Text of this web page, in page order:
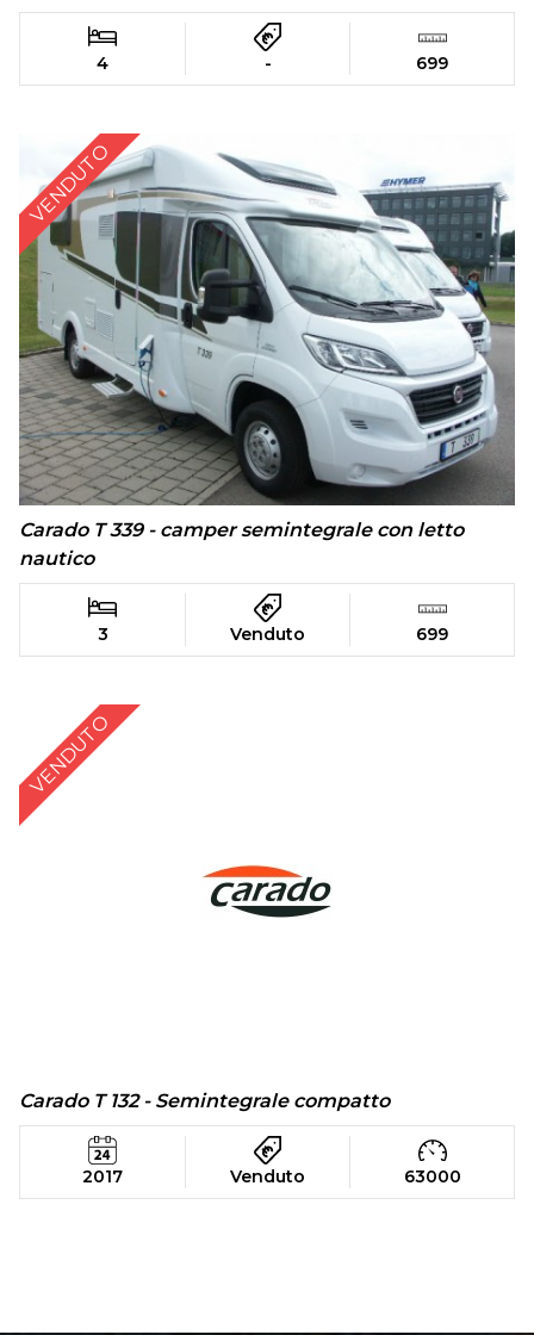
4 - 699
VENDUTO
Carado T 339 - camper semintegrale con letto
nautico
3 Venduto 699
VENDUTO
Carado T 132 - Semintegrale compatto
2017 Venduto 63000